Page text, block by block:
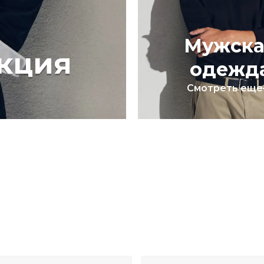
Смотреть еще